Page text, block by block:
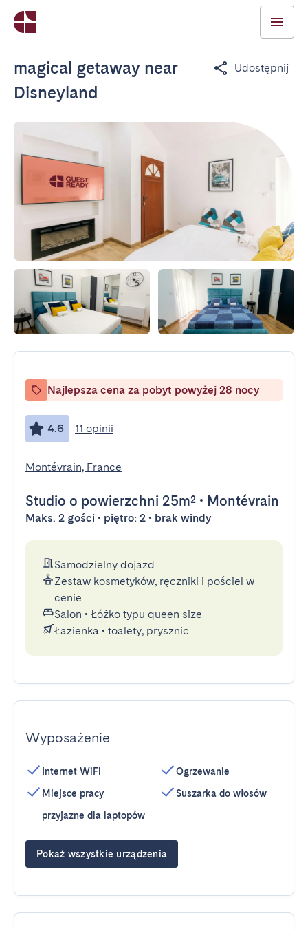
magical getaway near
Disneyland
Udostępnij
Najlepsza cena za pobyt powyżej 28 nocy
4.6 11 opinii
Montévrain, France
Studio o powierzchni 25m² • Montévrain
Maks. 2 gości • piętro: 2 • brak windy
Samodzielny dojazd
Zestaw kosmetyków, ręczniki i pościel w
cenie
Salon • Łóżko typu queen size
Łazienka • toalety, prysznic
Wyposażenie
Internet WiFi
Miejsce pracy
przyjazne dla laptopów
Ogrzewanie
Suszarka do włosów
Pokaż wszystkie urządzenia